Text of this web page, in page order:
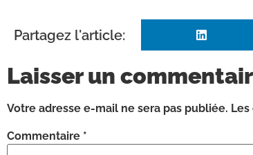
Partagez l'article:
Laisser un
Votre adresse e-mail ne sera pas publiée.
Commentaire *